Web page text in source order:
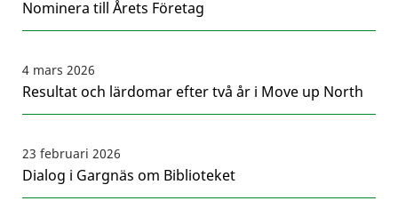
Nominera till Årets Företag
4 mars 2026
Resultat och lärdomar efter två år i Move up North
23 februari 2026
Dialog i Gargnäs om Biblioteket